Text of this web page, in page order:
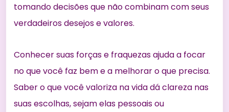
tomando decisões que não combinam com seus
verdadeiros desejos e valores.
Conhecer suas forças e fraquezas ajuda a focar
no que você faz bem e a melhorar o que precisa.
Saber o que você valoriza na vida dá clareza nas
suas escolhas, sejam elas pessoais ou